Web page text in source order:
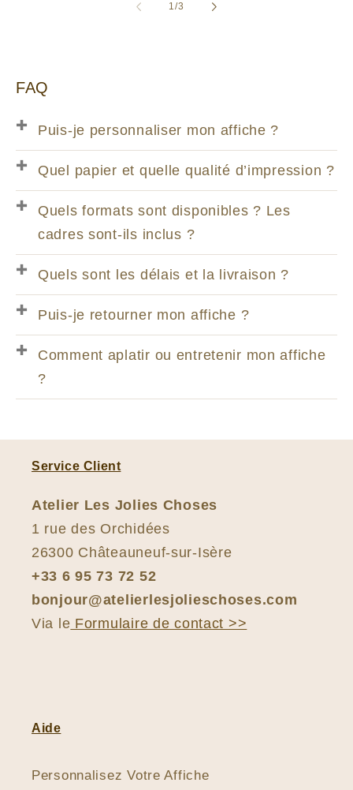
1/de
3
FAQ
Puis-je personnaliser mon affiche ?
Quel papier et quelle qualité d’impression ?
Quels formats sont disponibles ? Les
cadres sont-ils inclus ?
Quels sont les délais et la livraison ?
Puis-je retourner mon affiche ?
Comment aplatir ou entretenir mon affiche
?
Service Client
Atelier Les Jolies Choses
1 rue des Orchidées
26300 Châteauneuf-sur-Isère
+33 6 95 73 72 52
bonjour@atelierlesjolieschoses.com
Via le Formulaire de contact >>
Aide
Personnalisez Votre Affiche